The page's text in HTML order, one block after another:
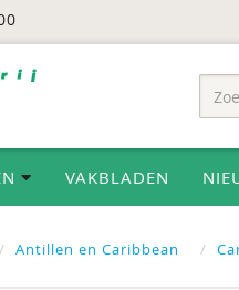
VAKBLADEN
Antillen en Caribbean